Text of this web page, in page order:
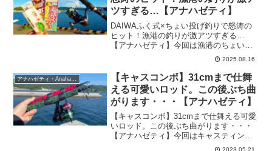
ツすぎる…【アナハゼティ】
DAIWAふく式×ちょい投げ釣りで怒涛の
ヒット！漁港の釣りが激アツすぎる…
【アナハゼティ】今回は漁港のちょい投
げ釣りです！夏から秋の夕方にオススメ
の釣りですので、ぜひ挑戦してみてくだ
さい♪今回のアナハゼティは『DAIWAふ
く式×ちょい投げ釣...
2025.08.16
【キャスコンボ】31cmまで仕舞
える可愛いロッド。この後ぶち曲
がります・・・【アナハゼティ】
【キャスコンボ】31cmまで仕舞える可愛
いロッド。この後ぶち曲がります・・・
【アナハゼティ】今回はキャスティング
オリジナルロッド「CASCOMBO キャス